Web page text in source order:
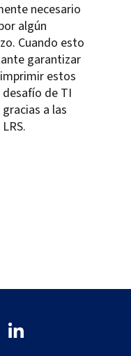
necesario
algún
Cuando esto
garantizar
estos
de TI
a las
LinkedIn